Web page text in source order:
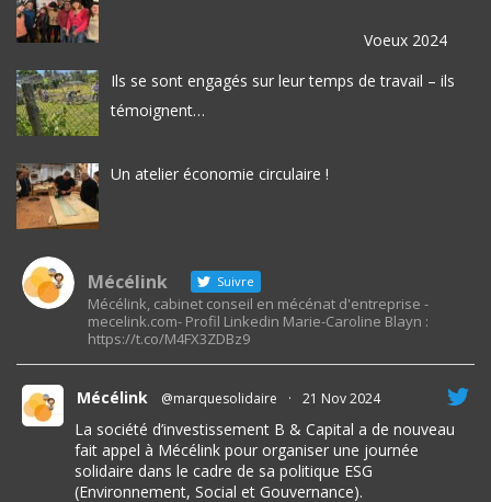
Voeux 2024
Ils se sont engagés sur leur temps de travail – ils
témoignent…
Un atelier économie circulaire !
Mécélink Suivre
Mécélink, cabinet conseil en mécénat d'entreprise -
mecelink.com- Profil Linkedin Marie-Caroline Blayn :
https://t.co/M4FX3ZDBz9
Mécélink @marquesolidaire · 21 Nov 2024
La société d’investissement B & Capital a de nouveau
fait appel à Mécélink pour organiser une journée
solidaire dans le cadre de sa politique ESG
(Environnement, Social et Gouvernance).